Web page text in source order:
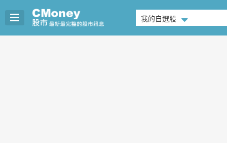
我的自選股